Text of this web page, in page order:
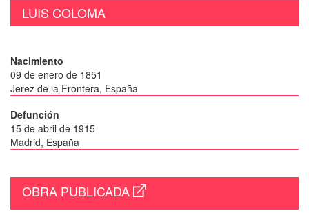
LUIS COLOMA
Nacimiento
09 de enero de 1851
Jerez de la Frontera, España
Defunción
15 de abril de 1915
Madrid, España
OBRA PUBLICADA